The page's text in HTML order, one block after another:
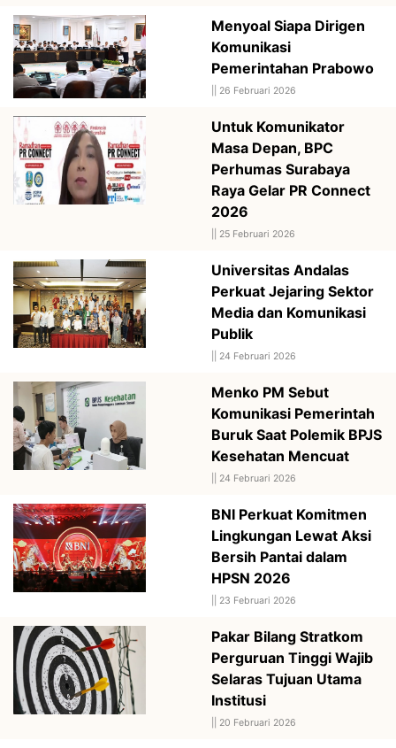
Menyoal Siapa Dirigen
Komunikasi
Pemerintahan Prabowo
26 Februari 2026
Untuk Komunikator
Masa Depan, BPC
Perhumas Surabaya
Raya Gelar PR Connect
2026
25 Februari 2026
Universitas Andalas
Perkuat Jejaring Sektor
Media dan Komunikasi
Publik
24 Februari 2026
Menko PM Sebut
Komunikasi Pemerintah
Buruk Saat Polemik BPJS
Kesehatan Mencuat
24 Februari 2026
BNI Perkuat Komitmen
Lingkungan Lewat Aksi
Bersih Pantai dalam
HPSN 2026
23 Februari 2026
Pakar Bilang Stratkom
Perguruan Tinggi Wajib
Selaras Tujuan Utama
Institusi
20 Februari 2026